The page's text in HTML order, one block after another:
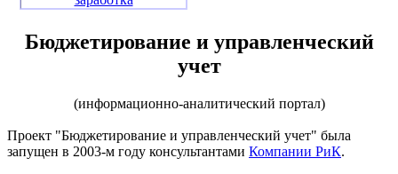
Бюджетирование и управленческий
учет
(информационно-аналитический портал)
Проект "Бюджетирование и управленческий учет" была
запущен в 2003-м году консультантами Компании РиК.